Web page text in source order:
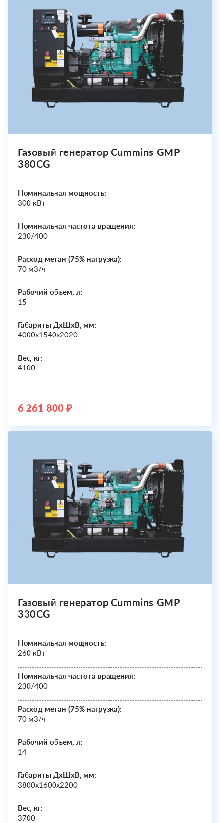
Газовый генератор Cummins GMP
380CG
Номинальная мощность:
300 кВт
Номинальная частота вращения:
230/400
Расход метан (75% нагрузка):
70 м3/ч
Рабочий объем, л:
15
Габариты ДхШxВ, мм:
4000х1540х2020
Вес, кг:
4100
6 261 800 ₽
Газовый генератор Cummins GMP
330CG
Номинальная мощность:
260 кВт
Номинальная частота вращения:
230/400
Расход метан (75% нагрузка):
70 м3/ч
Рабочий объем, л:
14
Габариты ДхШxВ, мм:
3800х1600х2200
Вес, кг:
3700